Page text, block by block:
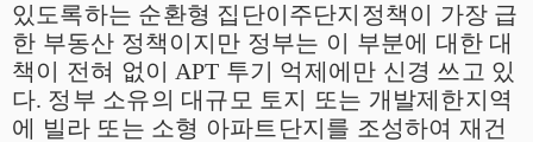
있도록하는 순환형 집단이주단지정책이 가장 급
한 부동산 정책이지만 정부는 이 부분에 대한 대
책이 전혀 없이 APT 투기 억제에만 신경 쓰고 있
다. 정부 소유의 대규모 토지 또는 개발제한지역
에 빌라 또는 소형 아파트단지를 조성하여 재건